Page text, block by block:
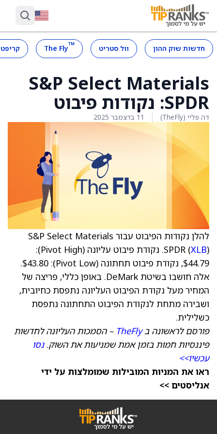
חדשות שוק ההון וול סטריט ™
The Fly
S&P Select Materials
SPDR: נקודות פיבוט
דה פליי (TheFly) 11 בדצמבר 2025
להלן נקודות הפיבוט עבור S&P Select Materials
SPDR (XLB
). נקודת פיבוט עליונה (Pivot High):
$44.79, נקודת פיבוט תחתונה (Pivot Low): $43.80.
אלה חושבו בשיטת DeMark. באופן כללי, פריצה של
המחיר מעל נקודת הפיבוט העליונה נתפסת כחיובית,
ושבירה מתחת לנקודת הפיבוט התחתונה נתפסת
כשלילית.
פורסם לראשונה בTheFly – הסמכות העליונה לחדשות
פיננסיות חמות בזמן אמת שמניעות את השוק.נסו
עכשיו>>
ראו את המניות המובילות שמומלצות על ידי
אנליסטים >>